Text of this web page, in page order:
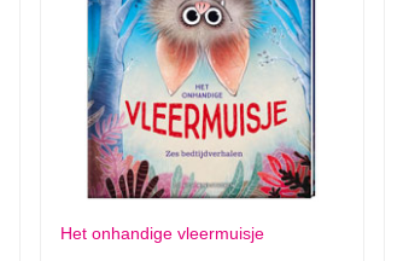
Het onhandige vleermuisje